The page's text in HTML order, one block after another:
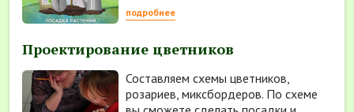
подробнее
Проектирование цветников
Составляем схемы цветников,
розариев, миксбордеров. По схеме